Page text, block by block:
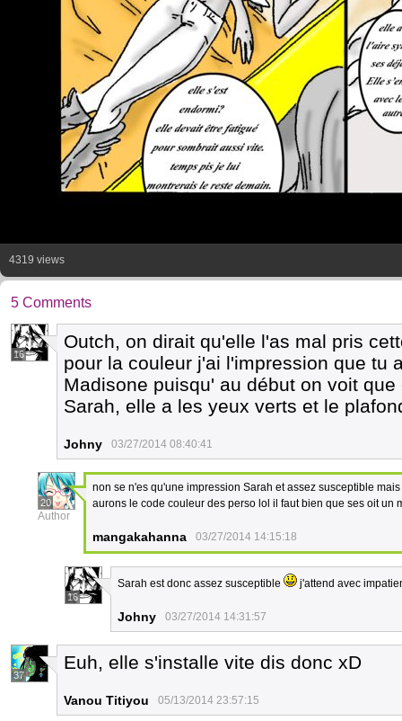
4319 views
5 Comments
16
Outch, on dirait qu'elle l'as mal pris
pour la couleur j'ai l'impression que tu
Madisone puisqu' au début on voit
Sarah, elle a les yeux verts et le
Johny 03/27/2014 08:40:41
20
Author
non se n'es qu'une impression Sarah et assez susceptible
aurons le code couleur des perso lol il faut bien que ses oit un
mangakahanna 03/27/2014 14:15:18
16
Sarah est donc assez susceptible j'attend avec
Johny 03/27/2014 14:31:57
37
Euh, elle s'installe vite dis donc xD
Vanou Titiyou 05/13/2014 23:57:15